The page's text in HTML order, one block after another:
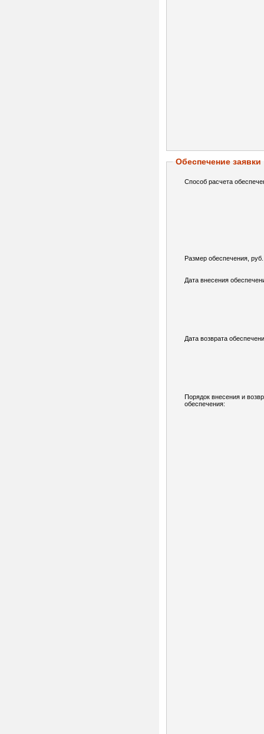
Обеспечение заявки
Способ расчета
Размер обеспечения,
Дата внесения
Дата возврата
Порядок внесения и
обеспечения: